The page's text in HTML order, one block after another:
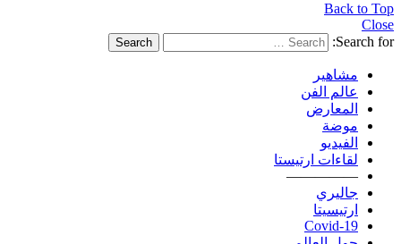
Back to Top
Close
Search for:
Search
مشاهير
عالم الفن
المعارض
موضة
الفيديو
لقاءات ارتيستا
—————
جاليري
ارتيسيتا
Covid-19